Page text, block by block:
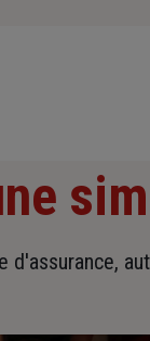
d'assurance,